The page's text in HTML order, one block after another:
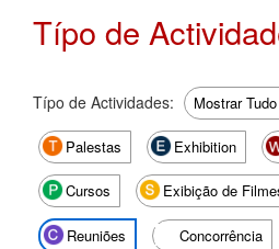
Típo de
Típo de Actividades: Mostrar Tudo
Palestas Exhibition
Cursos Exibição de
Reuniões Concorrência